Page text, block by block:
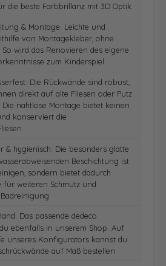
die beste Farbbrillanz mit 3D Optik
& Montage: Leichte und
von Montagekleber, ohne
wird das Renovieren des eigene
zum Kinderspiel.
Die Rückwände sind robust,
direkt auf alte Fliesen oder Putz
nahtlose Montage bietet keinen
konserviert die
& hygienisch: Die besonders glatte
Beschichtung ist
sondern bietet dadurch
weiteren Schmutz und
Das passende dedeco
ebenfalls in unserem Shop. Auf
unseres Konfigurators kannst du
auf Maß bestellen